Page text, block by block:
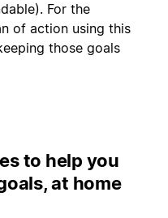
For the
of action using this
those goals
to help you
at home